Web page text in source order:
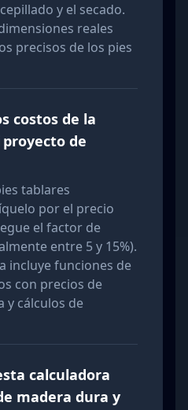
y el secado.
reales
precisos de los pies
costos de la
de
tablares
por el precio
el factor de
entre 5 y 15%).
incluye funciones de
con precios de
y cálculos de
calculadora
madera dura y